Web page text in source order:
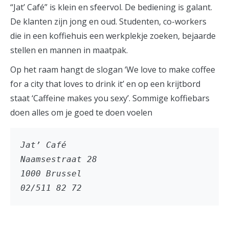
“Jat’ Café” is klein en sfeervol. De bediening is galant.
De klanten zijn jong en oud. Studenten, co-workers
die in een koffiehuis een werkplekje zoeken, bejaarde
stellen en mannen in maatpak.
Op het raam hangt de slogan ‘We love to make coffee
for a city that loves to drink it’ en op een krijtbord
staat ‘Caffeine makes you sexy’. Sommige koffiebars
doen alles om je goed te doen voelen
Jat’ Café
Naamsestraat 28
1000 Brussel
02/511 82 72